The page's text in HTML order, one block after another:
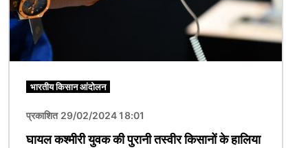
भारतीय किसान आंदोलन
प्रकाशित 29/02/2024 18:01
घायल कश्मीरी युवक की पुरानी तस्वीर किसानों के हालिया